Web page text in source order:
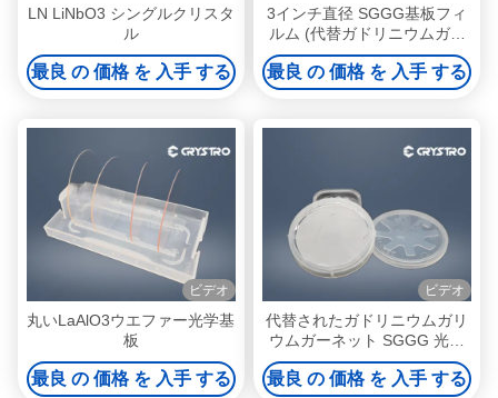
LN LiNbO3 シングルクリスタ
ル
最良 の 価格 を 入手 する
3インチ直径 SGGG基板フィ
ルム (代替ガドリニウムガリ
ウムガーネット)
最良 の 価格 を 入手 する
ビデオ
丸いLaAlO3ウエファー光学基
板
最良 の 価格 を 入手 する
ビデオ
代替されたガドリニウムガリ
ウムガーネット SGGG 光学
基板
最良 の 価格 を 入手 する